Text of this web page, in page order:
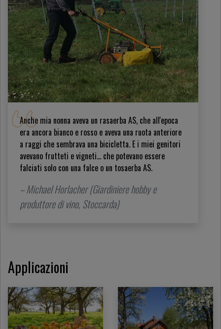
Anche mia nonna aveva un rasaerba AS, che all'epoca
era ancora bianco e rosso e aveva una ruota anteriore
a raggi che sembrava una bicicletta. E i miei genitori
avevano frutteti e vigneti... che potevano essere
falciati solo con una falce o un tosaerba AS.
– Michael Horlacher (Giardiniere hobby e
produttore di vino, Stoccarda)
Applicazioni